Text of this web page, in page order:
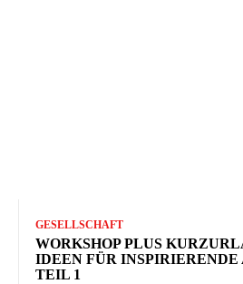
GESELLSCHAFT
WORKSHOP PLUS
IDEEN FÜR INSPIRIERENDE
TEIL 1